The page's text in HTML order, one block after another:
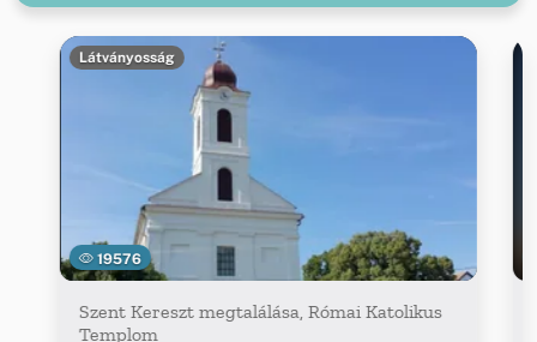
19576
Látványosság
Szent Kereszt megtalálása, Római Katolikus
Templom